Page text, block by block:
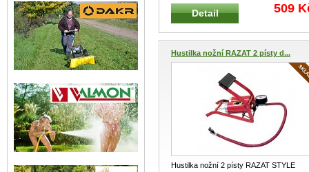
manometrem Práškový hasící
...
Detail 509
Hustilka nožní RAZAT 2 písty d...
Hustilka nožní 2 písty RAZAT STYLE